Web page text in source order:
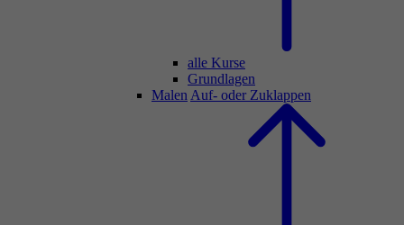
alle Kurse
Grundlagen
Malen Auf- oder Zuklappen